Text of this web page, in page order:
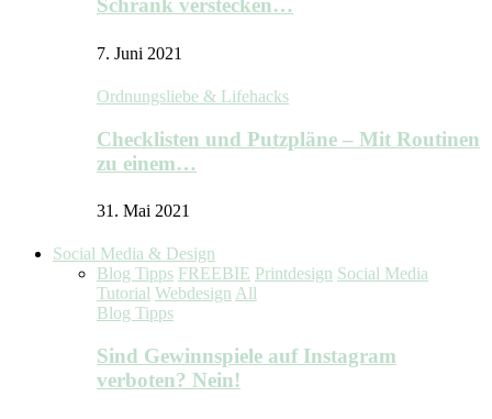
Schrank verstecken…
7. Juni 2021
Ordnungsliebe & Lifehacks
Checklisten und Putzpläne – Mit Routinen
zu einem…
31. Mai 2021
Social Media & Design
Blog Tipps FREEBIE Printdesign Social Media
Tutorial Webdesign All
Blog Tipps
Sind Gewinnspiele auf Instagram
verboten? Nein!